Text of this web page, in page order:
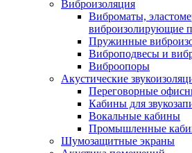
Виброизоляция
Виброматы,
виброизолирующие
Пружинные
Виброподвесы и
Виброопоры
Акустические
Переговорные
Кабины для
Вокальные кабины
Промышленные
Шумозащитные экраны